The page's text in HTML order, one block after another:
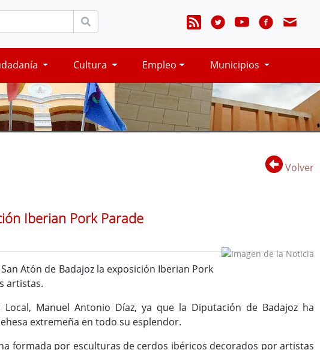
Cultura Empleo Municipios
Volver
Iberian Pork Parade
Atón de Badajoz la exposición Iberian Pork
artistas.
Manuel Antonio Díaz, ya que la Diputación de Badajoz ha
extremeña en todo su esplendor.
formada por esculturas de cerdos ibéricos decorados por artistas